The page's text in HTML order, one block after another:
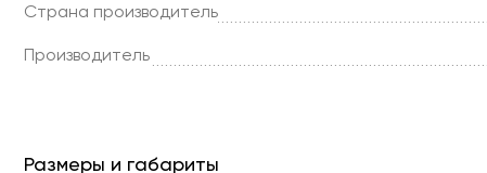
Страна производитель
Производитель
Размеры и габариты